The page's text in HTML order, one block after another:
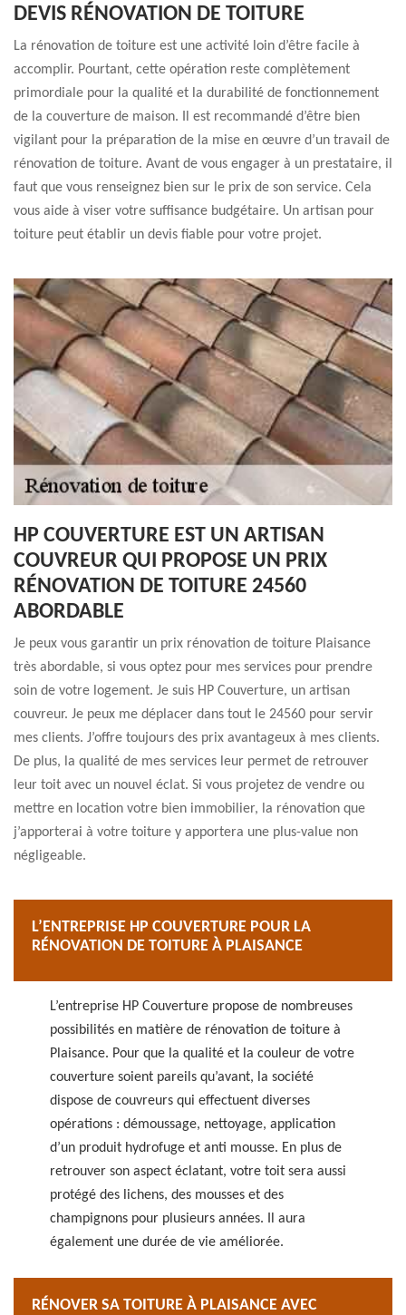
DEVIS RÉNOVATION DE TOITURE
La rénovation de toiture est une activité loin d’être facile à
accomplir. Pourtant, cette opération reste complètement
primordiale pour la qualité et la durabilité de fonctionnement
de la couverture de maison. Il est recommandé d’être bien
vigilant pour la préparation de la mise en œuvre d’un travail de
rénovation de toiture. Avant de vous engager à un prestataire, il
faut que vous renseignez bien sur le prix de son service. Cela
vous aide à viser votre suffisance budgétaire. Un artisan pour
toiture peut établir un devis fiable pour votre projet.
HP COUVERTURE EST UN ARTISAN
COUVREUR QUI PROPOSE UN PRIX
RÉNOVATION DE TOITURE 24560
ABORDABLE
Je peux vous garantir un prix rénovation de toiture Plaisance
très abordable, si vous optez pour mes services pour prendre
soin de votre logement. Je suis HP Couverture, un artisan
couvreur. Je peux me déplacer dans tout le 24560 pour servir
mes clients. J’offre toujours des prix avantageux à mes clients.
De plus, la qualité de mes services leur permet de retrouver
leur toit avec un nouvel éclat. Si vous projetez de vendre ou
mettre en location votre bien immobilier, la rénovation que
j’apporterai à votre toiture y apportera une plus-value non
négligeable.
L’ENTREPRISE HP COUVERTURE POUR LA
RÉNOVATION DE TOITURE À PLAISANCE
L’entreprise HP Couverture propose de nombreuses
possibilités en matière de rénovation de toiture à
Plaisance. Pour que la qualité et la couleur de votre
couverture soient pareils qu’avant, la société
dispose de couvreurs qui effectuent diverses
opérations : démoussage, nettoyage, application
d’un produit hydrofuge et anti mousse. En plus de
retrouver son aspect éclatant, votre toit sera aussi
protégé des lichens, des mousses et des
champignons pour plusieurs années. Il aura
également une durée de vie améliorée.
RÉNOVER SA TOITURE À PLAISANCE AVEC